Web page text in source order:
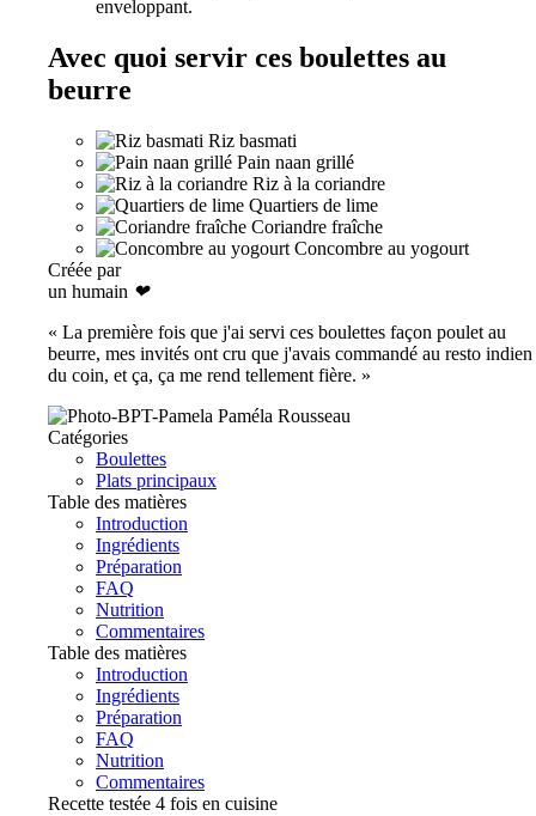
enveloppant.
Avec quoi servir ces boulettes au
beurre
Riz basmati
Pain naan grillé
Riz à la coriandre
Quartiers de lime
Coriandre fraîche
Concombre au yogourt
Créée par
un humain ❤
« La première fois que j'ai servi ces boulettes façon poulet au
beurre, mes invités ont cru que j'avais commandé au resto indien
du coin, et ça, ça me rend tellement fière. »
Paméla Rousseau
Catégories
Boulettes
Plats principaux
Table des matières
Introduction
Ingrédients
Préparation
FAQ
Nutrition
Commentaires
Table des matières
Introduction
Ingrédients
Préparation
FAQ
Nutrition
Commentaires
Recette testée 4 fois en cuisine